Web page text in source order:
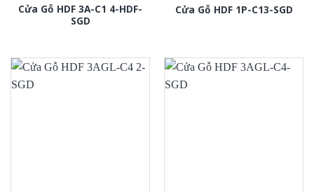
Cửa Gỗ HDF 3A-C1 4-HDF-
SGD
Cửa Gỗ HDF 1P-C13-SGD